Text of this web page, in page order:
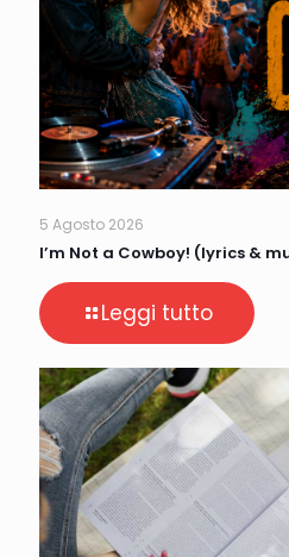
5 Agosto 2026
I’m Not a Cowboy! (lyrics &
Leggi tutto